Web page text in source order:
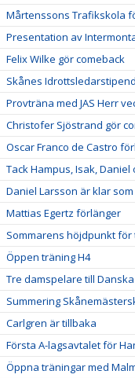
Mårtenssons Trafikskola
Presentation av
Felix Wilke gör comeback
Skånes
Provträna med JAS Herr
Christofer Sjöstrand gör
Oscar Franco de Castro
Tack Hampus, Isak,
Daniel Larsson är klar
Mattias Egertz förlänger
Sommarens höjdpunkt för
Öppen träning H4
Tre damspelare till
Summering
Carlgren är tillbaka
Första A-lagsavtalet för
Öppna träningar med